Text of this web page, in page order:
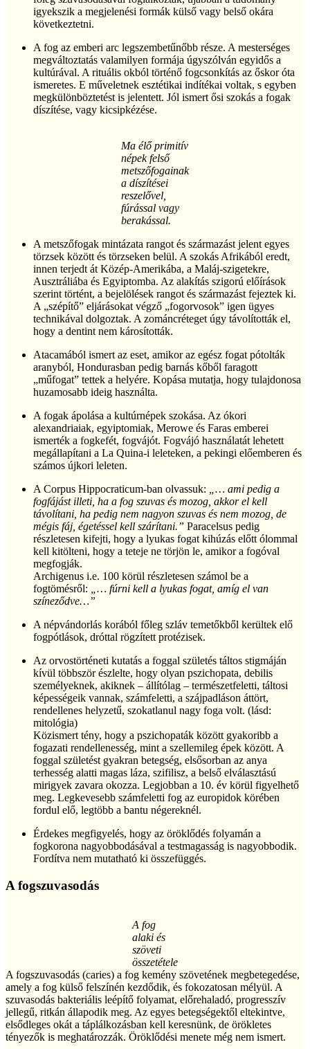
igyekszik a megjelenési formák külső vagy belső okára
következtetni.
A fog az emberi arc legszembetűnőbb része. A mesterséges
megváltoztatás valamilyen formája úgyszólván egyidős a
kultúrával. A rituális okból történő fogcsonkítás az őskor óta
ismeretes. E műveletnek esztétikai indítékai voltak, s egyben
megkülönböztetést is jelentett. Jól ismert ősi szokás a fogak
díszítése, vagy kicsipkézése.
Ma élő primitív
népek felső
metszőfogainak
a díszítései
reszelővel,
fúrással vagy
berakással.
A metszőfogak mintázata rangot és származást jelent egyes
törzsek között és törzseken belül. A szokás Afrikából eredt,
innen terjedt át Közép-Amerikába, a Maláj-szigetekre,
Ausztráliába és Egyiptomba. Az alakítás szigorú előírások
szerint történt, a bejelölések rangot és származást fejeztek ki.
A „szépítő” eljárásokat végző „fogorvosok” igen ügyes
technikával dolgoztak. A zománcréteget úgy távolították el,
hogy a dentint nem károsították.
Atacamából ismert az eset, amikor az egész fogat pótolták
aranyból, Hondurasban pedig barnás kőből faragott
„műfogat” tettek a helyére. Kopása mutatja, hogy tulajdonosa
huzamosabb ideig használta.
A fogak ápolása a kultúrnépek szokása. Az ókori
alexandriaiak, egyiptomiak, Merowe és Faras emberei
ismerték a fogkefét, fogvájót. Fogvájó használatát lehetett
megállapítani a La Quina-i leleteken, a pekingi előemberen és
számos újkori leleten.
A Corpus Hippocraticum-ban olvassuk:
„… ami pedig a
fogfájást illeti, ha a fog szuvas és mozog, akkor el kell
távolítani, ha pedig nem nagyon szuvas és nem mozog, de
mégis fáj, égetéssel kell szárítani.” Paracelsus pedig
részletesen kifejti, hogy a lyukas fogat kihúzás előtt ólommal
kell kitölteni, hogy a teteje ne törjön le, amikor a fogóval
megfogják.
Archigenus i.e. 100 körül részletesen számol be a
fogtömésről: „… fúrni kell a lyukas fogat, amíg el van
színeződve…”
A népvándorlás korából főleg szláv temetőkből kerültek elő
fogpótlások, dróttal rögzített protézisek.
Az orvostörténeti kutatás a foggal születés táltos stigmáján
kívül többször észlelte, hogy olyan pszichopata, debilis
személyeknek, akiknek – állítólag – természetfeletti, táltosi
képességeik vannak, számfeletti, a szájpadláson áttört,
rendellenes helyzetű, szokatlanul nagy foga volt. (lásd:
mitológia)
Közismert tény, hogy a pszichopaták között gyakoribb a
fogazati rendellenesség, mint a szellemileg épek között. A
foggal születést gyakran betegség, elsősorban az anya
terhesség alatti magas láza, szifilisz, a belső elválasztású
mirigyek zavara okozza. Legjobban a 10. év körül figyelhető
meg. Legkevesebb számfeletti fog az europidok körében
fordul elő, legtöbb a bantu négereknél.
Érdekes megfigyelés, hogy az öröklődés folyamán a
fogkorona nagyobbodásával a testmagasság is nagyobbodik.
Fordítva nem mutatható ki összefüggés.
A fogszuvasodás
A fog
alaki és
szöveti
összetétele
A fogszuvasodás (caries) a fog kemény szövetének megbetegedése,
amely a fog külső felszínén kezdődik, és fokozatosan mélyül. A
szuvasodás bakteriális leépítő folyamat, előrehaladó, progresszív
jellegű, ritkán állapodik meg. Az egyes betegségektől eltekintve,
elsődleges okát a táplálkozásban kell keresnünk, de örökletes
tényezők is meghatározzák. Öröklődési menete még nem ismert.